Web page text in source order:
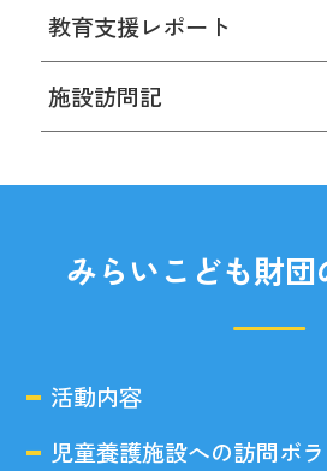
教育支援レポート
施設訪問記
みらいこども財
活動内容
児童養護施設への訪問ボ